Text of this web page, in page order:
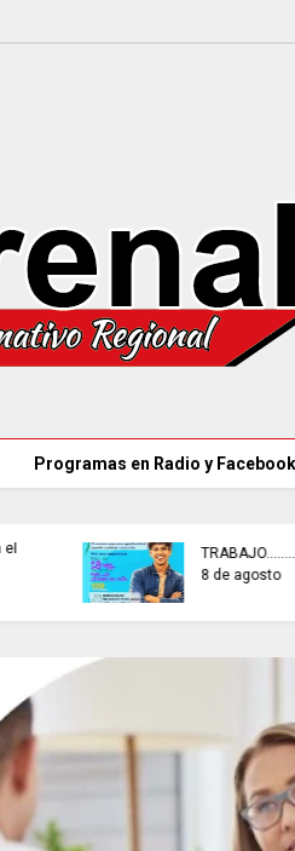
Programas en Radio y
//
EN